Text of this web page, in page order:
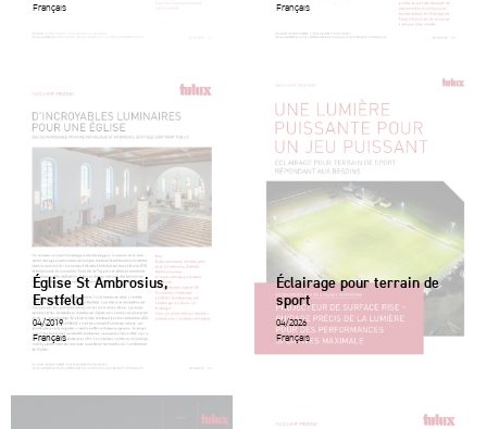
Français
Français
Église St Ambrosius,
Erstfeld
04/2019
Français
Éclairage pour terrain de
sport
04/2026
Français